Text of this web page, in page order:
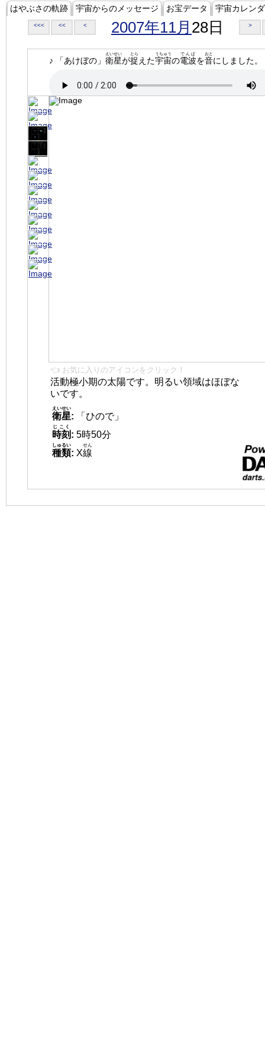
はやぶさの軌跡 宇宙からのメッセージ お宝データ 宇宙カレン
<<< << < 2007年11月 28日 >
♪ 「あけぼの」 衛星
えいせい
が捉
とら
えた宇宙
うちゅう
の電波
でんぱ
を音
おと
にしました。
👈 お気に入りのアイコンをクリック！
活動極小期の太陽です。明るい領域はほぼな
いです。
衛星
えいせい
:
「ひので」
時刻
じこく
: 5時50分
種類
しゅるい
: X線
せん